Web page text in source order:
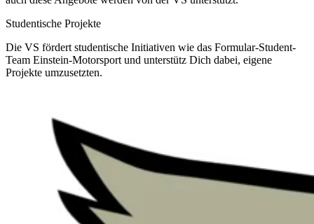
Studentische Projekte
Die VS fördert studentische Initiativen wie das Formular-Student-
Team Einstein-Motorsport und unterstütz Dich dabei, eigene
Projekte umzusetzten.